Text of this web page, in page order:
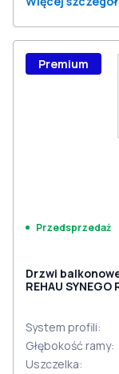
Premium
Przedsprzedaż
Drzwi
REHAU
System profili:
Głębokość ramy:
Uszczelka: